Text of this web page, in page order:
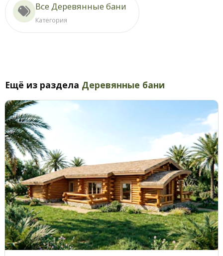
Все Деревянные бани
Категория
Ещё из раздела Деревянные бани